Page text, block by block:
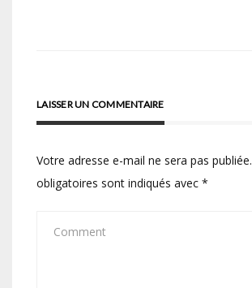
LAISSER UN COMMENTAIRE
Votre adresse e-mail ne sera pas publiée.
obligatoires sont indiqués avec *